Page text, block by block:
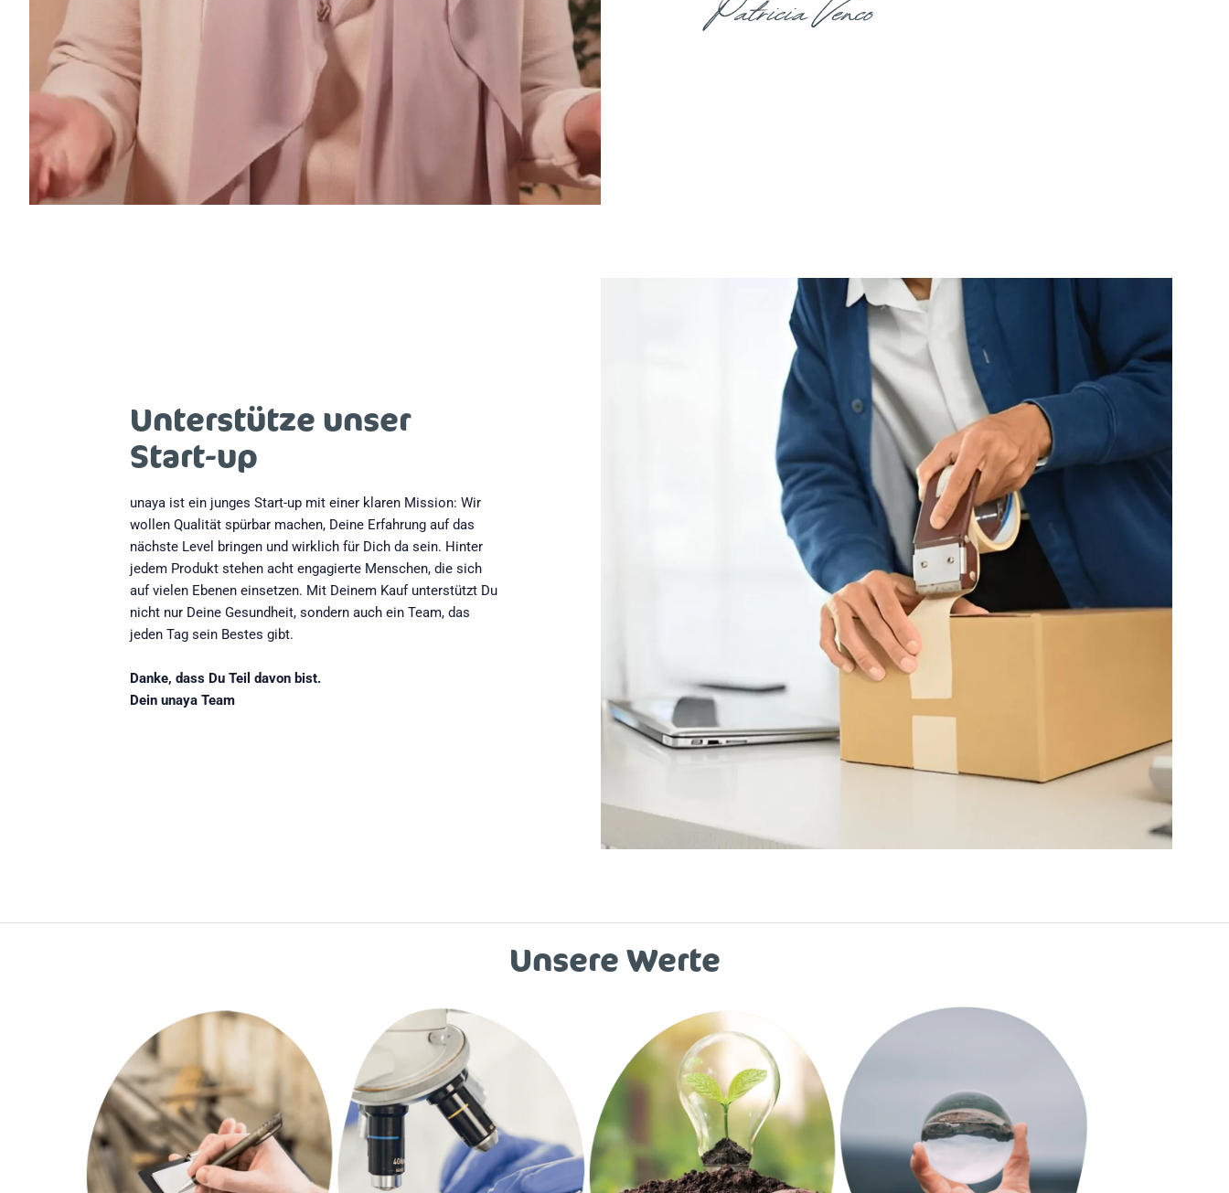
Unterstütze unser
Start-up
unaya ist ein junges Start-up mit einer klaren Mission: Wir
wollen Qualität spürbar machen, Deine Erfahrung auf das
nächste Level bringen und wirklich für Dich da sein. Hinter
jedem Produkt stehen acht engagierte Menschen, die sich
auf vielen Ebenen einsetzen. Mit Deinem Kauf unterstützt Du
nicht nur Deine Gesundheit, sondern auch ein Team, das
jeden Tag sein Bestes gibt.
Danke, dass Du Teil davon bist.
Dein unaya Team
Unsere Werte